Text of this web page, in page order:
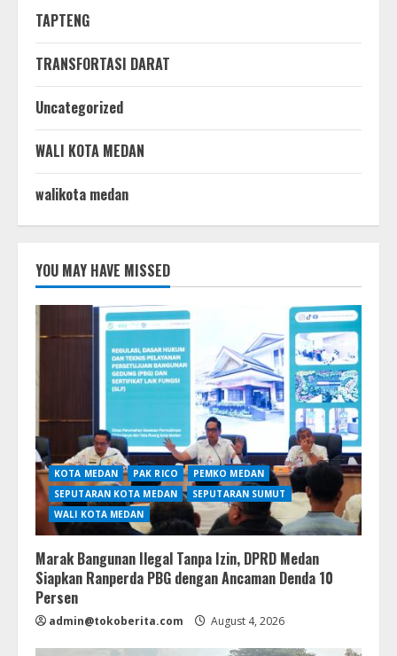
TAPTENG
TRANSFORTASI DARAT
Uncategorized
WALI KOTA MEDAN
walikota medan
YOU MAY HAVE MISSED
KOTA MEDAN PAK RICO
PEMKO MEDAN
SEPUTARAN KOTA MEDAN
SEPUTARAN SUMUT
WALI KOTA MEDAN
Marak Bangunan Ilegal Tanpa Izin, DPRD Medan
Siapkan Ranperda PBG dengan Ancaman Denda 10
Persen
admin@tokoberita.com August 4, 2026